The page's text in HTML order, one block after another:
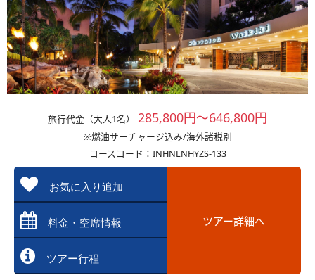
旅行代金（大人1名） 285,800円～646,800円
※燃油サーチャージ込み/海外諸税別
コースコード：INHNLNHYZS-133
お気に入り追加
料金・空席情報
ツアー行程
ツアー詳細へ